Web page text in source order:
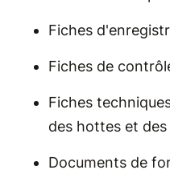
Fiches
Fiches de
Fiches
des hottes et
Documents de